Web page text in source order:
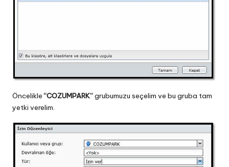
Öncelikle“COZUMPARK”grubumuzu seçelim ve bu gruba tam
yetki verelim.